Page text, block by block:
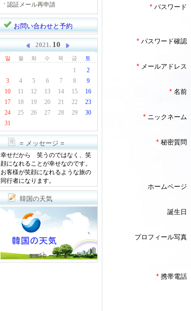
認証メール再申請
お問い合わせと予約
2021. 10
일 월 화 수 목 금 토
1
2
3
4 5 6 7 8
9
10
11 12 13 14 15
16
17
18 19 20 21 22
23
24
25 26 27 28 29
30
31
= メッセージ =
幸せだから 笑うのではなく、笑
顔になれることが幸せなのです。
お客様が笑顔になれるような旅の
同行者になります。
韓国の天気
* パスワード
* パスワード確認
* メールアドレス
* 名前
* ニックネーム
* 秘密質問
ホームページ
誕生日
プロフィール写真
* 携帯電話